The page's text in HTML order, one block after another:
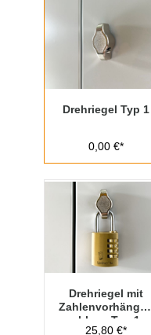
Drehriegel Typ 1
0,00 €*
Drehriegel mit
Zahlenvorhänges
chloss Typ 1
25,80 €*